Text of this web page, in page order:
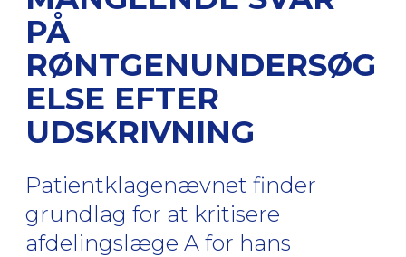
PÅ
RØNTGENUNDERSØG
ELSE EFTER
UDSKRIVNING
Patientklagenævnet finder
grundlag for at kritisere
afdelingslæge A for hans